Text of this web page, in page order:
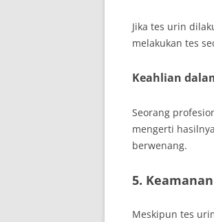
Jika tes urin
melakukan tes
Keahlian
Seorang
mengerti
berwenang.
5.
Meskipun tes